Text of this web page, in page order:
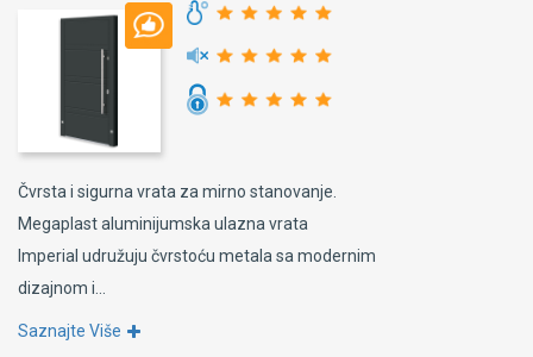
Čvrsta i sigurna vrata za mirno stanovanje.
Megaplast aluminijumska ulazna vrata
Imperial udružuju čvrstoću metala sa modernim
dizajnom i...
Saznajte Više